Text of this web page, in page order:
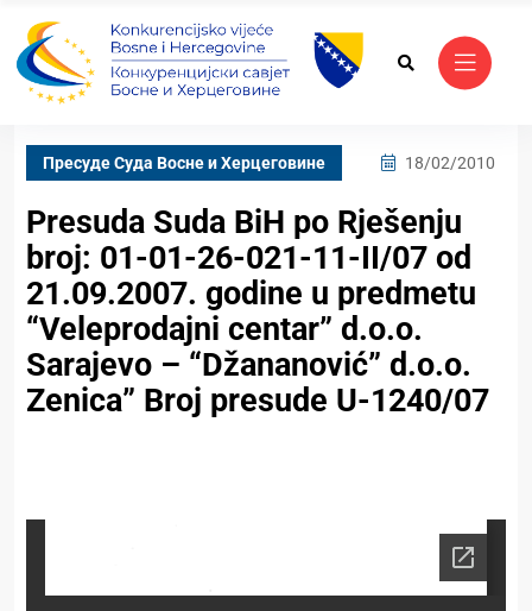
Пресуде Суда Bосне и Херцеговине 18/02/2010
Presuda Suda BiH po Rješenju
broj: 01-01-26-021-11-II/07 od
21.09.2007. godine u predmetu
“Veleprodajni centar” d.o.o.
Sarajevo – “Džananović” d.o.o.
Zenica” Broj presude U-1240/07